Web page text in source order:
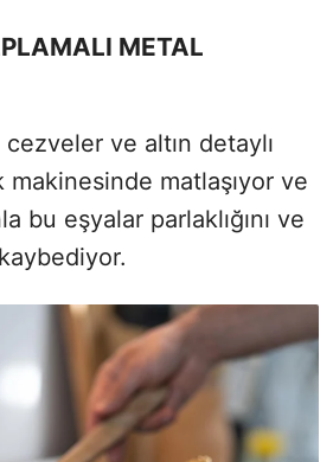
METAL
ve altın detaylı
makinesinde matlaşıyor ve
bu eşyalar parlaklığını ve